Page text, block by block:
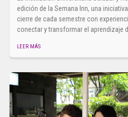
edición de la Semana Inn, una
cierre de cada semestre con
conectar y transformar el aprendizaje
LEER MÁS